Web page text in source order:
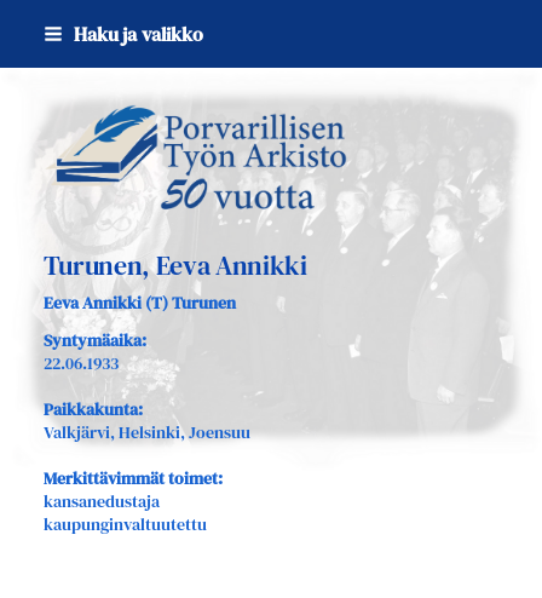
Siirry
sivun
sisältöön
Haku ja valikko
Sivuston etusivulle
Turunen, Eeva Annikki
Eeva Annikki (T) Turunen
Syntymäaika:
22.06.1933
Paikkakunta:
Valkjärvi, Helsinki, Joensuu
Merkittävimmät toimet:
kansanedustaja
kaupunginvaltuutettu